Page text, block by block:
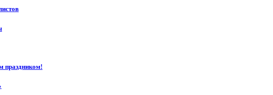
праздником!